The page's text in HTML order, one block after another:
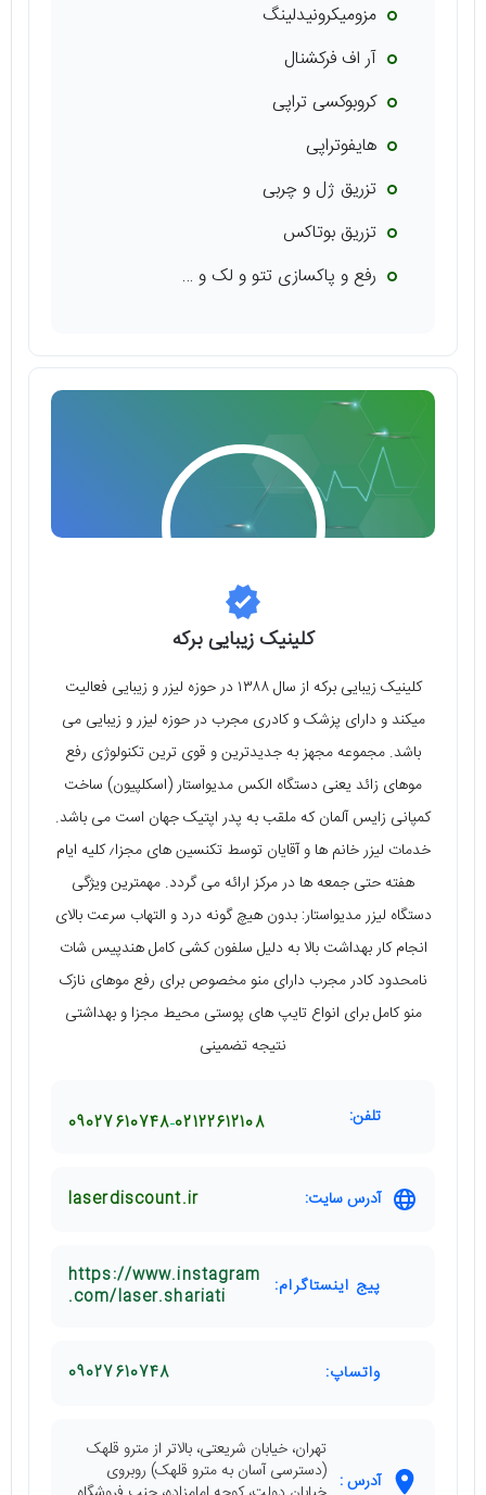
مزومیکرونیدلینگ
آر اف فرکشنال
کروبوکسی تراپی
هایفوتراپی
تزریق ژل و چربی
تزریق بوتاکس
رفع و پاکسازی تتو و لک و …
کلینیک زیبایی برکه
کلینیک زیبایی برکه از سال ۱۳۸۸ در حوزه لیزر و زیبایی فعالیت
میکند و دارای پزشک و کادری مجرب در حوزه لیزر و زیبایی می
باشد. مجموعه مجهز به جدیدترین و قوی ترین تکنولوژی رفع
موهای زائد یعنی دستگاه الکس مدیواستار (اسکلپیون) ساخت
کمپانی زایس آلمان که ملقب به پدر اپتیک جهان است می باشد.
خدمات لیزر خانم ها و آقایان توسط تکنسین های مجزا٫ کلیه ایام
هفته حتی جمعه ها در مرکز ارائه می گردد. مهمترین ویژگی
دستگاه لیزر مدیواستار: بدون هیچ گونه درد و التهاب سرعت بالای
انجام کار بهداشت بالا به دلیل سلفون کشی کامل هندپیس شات
نامحدود کادر مجرب دارای منو مخصوص برای رفع موهای نازک
منو کامل برای انواع تایپ های پوستی محیط مجزا و بهداشتی
نتیجه تضمینی
تلفن: 02122612108
09027610748
آدرس سایت: laserdiscount.ir
پیج اینستاگرام:
https://www.instagram
.com/laser.shariati
واتساپ: 09027610748
آدرس :
تهران، خیابان شریعتی، بالاتر از مترو قلهک
(دسترسی آسان به مترو قلهک) روبروی